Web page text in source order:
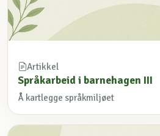
Artikkel
Språkarbeid i barnehagen III
Å kartlegge språkmiljøet